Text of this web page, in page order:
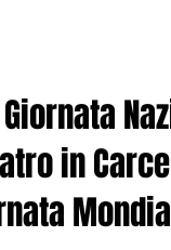
Giornata
in